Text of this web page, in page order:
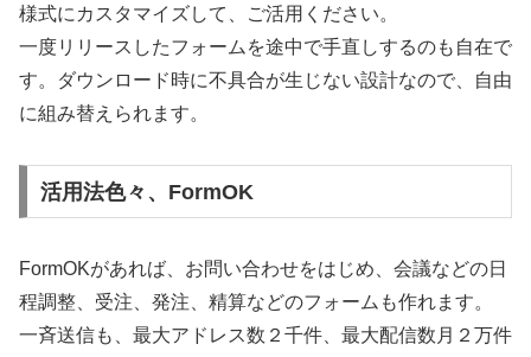
様式にカスタマイズして、ご活用ください。
一度リリースしたフォームを途中で手直しするのも自在で
す。ダウンロード時に不具合が生じない設計なので、自由
に組み替えられます。
活用法色々、FormOK
FormOKがあれば、お問い合わせをはじめ、会議などの日
程調整、受注、発注、精算などのフォームも作れます。
一斉送信も、最大アドレス数２千件、最大配信数月２万件